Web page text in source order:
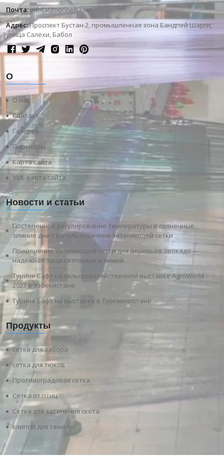
Почта:info[at]toorineh.com
Адрес:Проспект Бустан 2, промышленная зона Бандпей Шарги,
улица Салехи, Бабол
О
О нас
Контакт
Галерея
Партнеры
Карта сайта
XML-карта сайта
Новости и статьи
Постепенное регулирование температуры в солнечные
зимние дни с использованием затеняющей сетки
Применение затеняющей сетки для деревьев авокадо —
надёжная защита осенью и зимой
Турине Бафт на сельскохозяйственной выставке AgroWorld
2023 в Узбекистане
Турине Бафт на выставке в Туркменистане
Продукты
сетка для забора
сетка для тюков
Противоградовая сетка
Сетка от птиц
Сетка для затенения скота
клипсы для тени